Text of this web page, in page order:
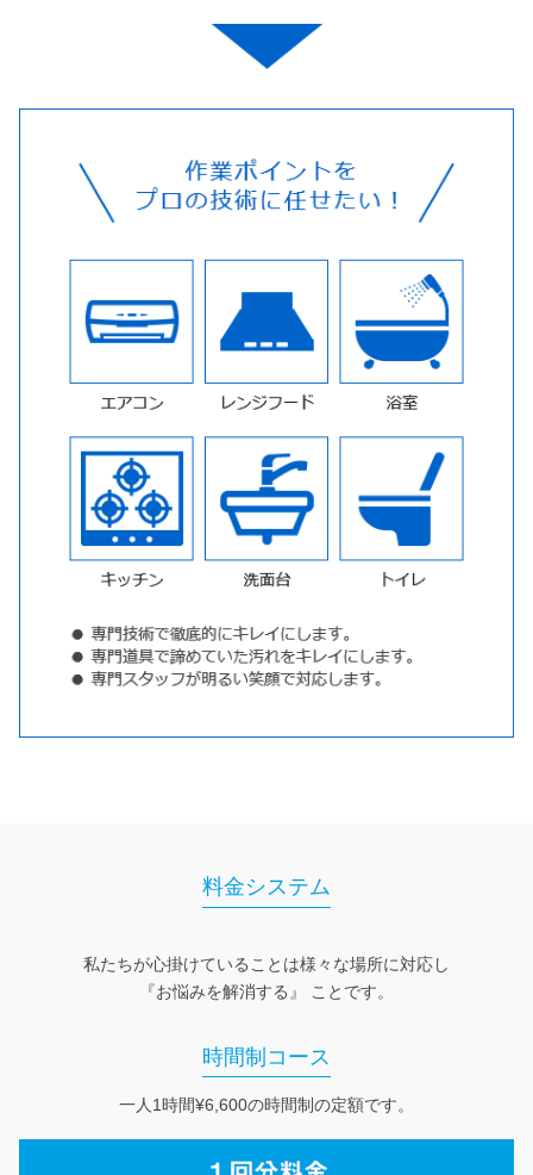
料金システム
私たちが心掛けていることは様々な場所に対応し
『お悩みを解消する』 ことです。
時間制コース
一人1時間¥6,600の時間制の定額です。